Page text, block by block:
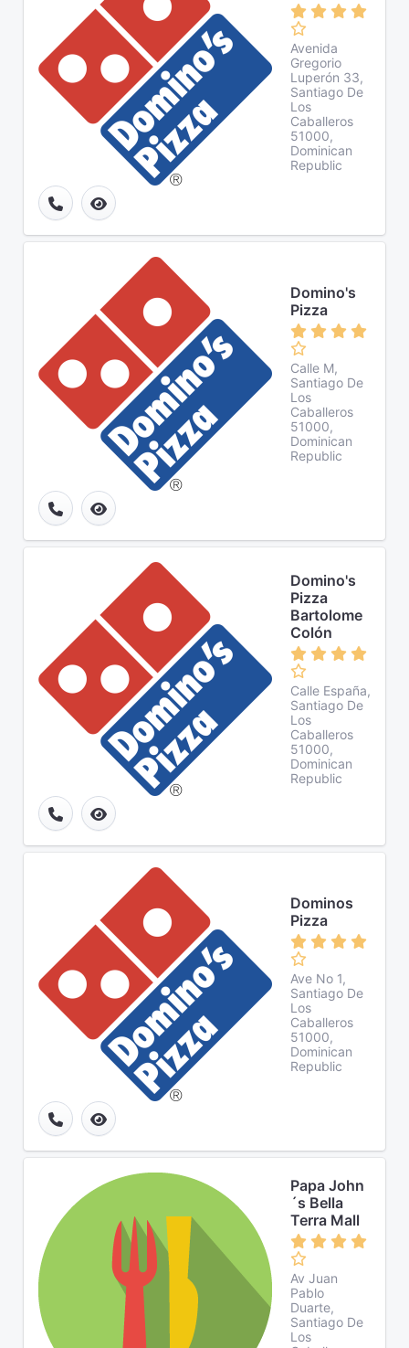
Avenida
Gregorio
Luperón 33,
Santiago De
Los
Caballeros
51000,
Dominican
Republic
Domino's
Pizza
Calle M,
Santiago De
Los
Caballeros
51000,
Dominican
Republic
Domino's
Pizza
Bartolome
Colón
Calle España,
Santiago De
Los
Caballeros
51000,
Dominican
Republic
Dominos
Pizza
Ave No 1,
Santiago De
Los
Caballeros
51000,
Dominican
Republic
Papa John
´s Bella
Terra Mall
Av Juan
Pablo
Duarte,
Santiago De
Los